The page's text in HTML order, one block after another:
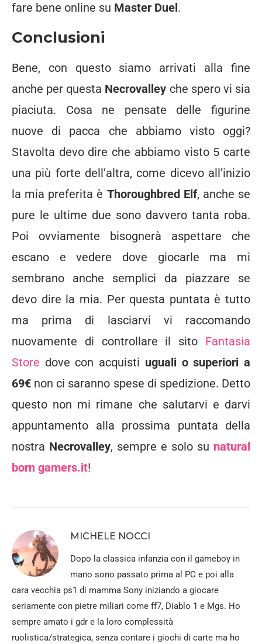
fare bene online su Master Duel.
Conclusioni
Bene, con questo siamo arrivati alla fine
anche per questa Necrovalley che spero vi sia
piaciuta. Cosa ne pensate delle figurine
nuove di pacca che abbiamo visto oggi?
Stavolta devo dire che abbiamo visto 5 carte
una più forte dell’altra, come dicevo all’inizio
la mia preferita è Thoroughbred Elf, anche se
pure le ultime due sono davvero tanta roba.
Poi ovviamente bisognerà aspettare che
escano e vedere dove giocarle ma mi
sembrano anche semplici da piazzare se
devo dire la mia. Per questa puntata è tutto
ma prima di lasciarvi vi raccomando
nuovamente di controllare il sito Fantasia
Store dove con acquisti uguali o superiori a
69€ non ci saranno spese di spedizione. Detto
questo non mi rimane che salutarvi e darvi
appuntamento alla prossima puntata della
nostra Necrovalley, sempre e solo su natural
born gamers.it!
MICHELE NOCCI
Dopo la classica infanzia con il gameboy in
mano sono passato prima al PC e poi alla
cara vecchia ps1 di mamma Sony iniziando a giocare
seriamente con pietre miliari come ff7, Diablo 1 e Mgs. Ho
sempre amato i gdr e la loro complessità
ruolistica/strategica, senza contare i giochi di carte ma ho